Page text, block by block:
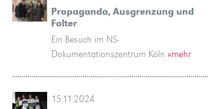
Propaganda, Ausgrenzung und
Folter
Ein Besuch im NS-
Dokumentationszentrum Köln »mehr
15.11.2024